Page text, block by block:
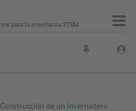
Construcción de un invernadero